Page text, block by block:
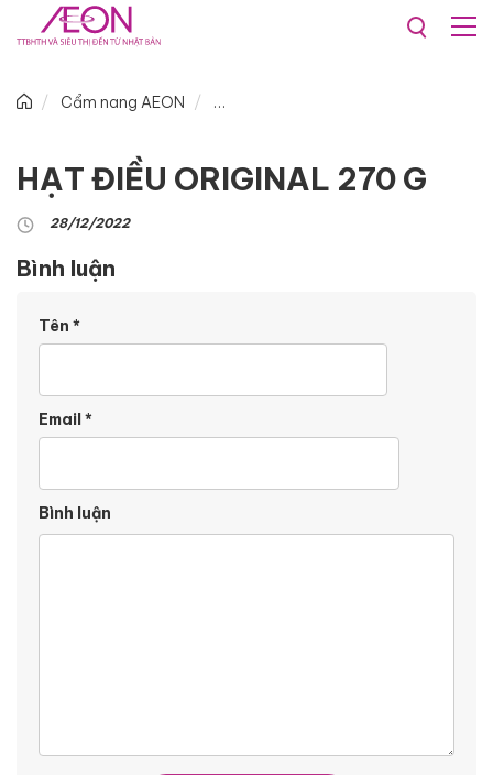
Cẩm nang AEON
HẠT ĐIỀU ORIGINAL 270 G
28/12/2022
Bình luận
Tên *
Email*
Bình luận